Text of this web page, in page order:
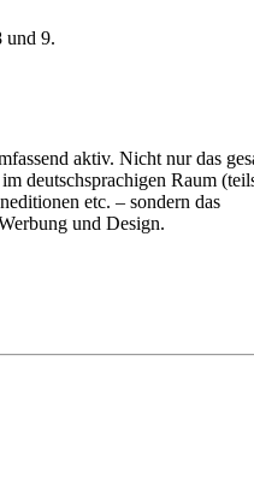
und 9.
aktiv. Nicht nur das
deutschsprachigen Raum
etc. – sondern das
und Design.